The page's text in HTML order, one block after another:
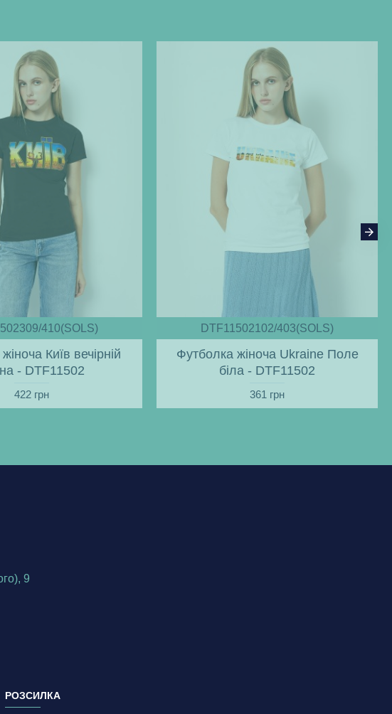
410(SOLS)
Київ вечірній
- DTF11502
422 грн
DTF11502102/403(SOLS)
Футболка жіноча Ukraine Поле
біла - DTF11502
361 грн
9
РОЗСИЛКА